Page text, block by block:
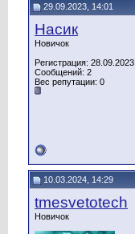
29.09.2023, 14:01
Насик
Новичок
Регистрация: 28.09.2023
Сообщений: 2
Вес репутации: 0
10.03.2024, 14:29
tmesvetotech
Новичок